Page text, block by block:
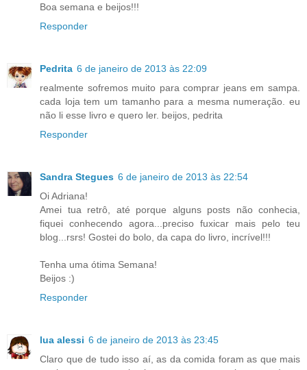
Boa semana e beijos!!!
Responder
Pedrita 6 de janeiro de 2013 às 22:09
realmente sofremos muito para comprar jeans em sampa.
cada loja tem um tamanho para a mesma numeração. eu
não li esse livro e quero ler. beijos, pedrita
Responder
Sandra Stegues 6 de janeiro de 2013 às 22:54
Oi Adriana!
Amei tua retrô, até porque alguns posts não conhecia,
fiquei conhecendo agora...preciso fuxicar mais pelo teu
blog...rsrs! Gostei do bolo, da capa do livro, incrível!!!
Tenha uma ótima Semana!
Beijos :)
Responder
lua alessi 6 de janeiro de 2013 às 23:45
Claro que de tudo isso aí, as da comida foram as que mais